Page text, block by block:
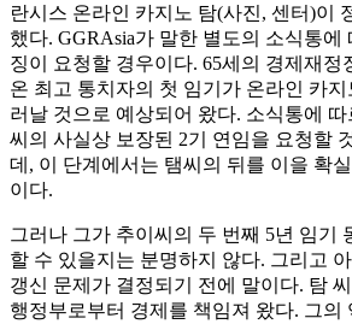
란시스 온라인 카지노 탐(사진, 센터)이
했다. GGRAsia가 말한 별도의 소식통에
징이 요청할 경우이다. 65세의 경제재정
온 최고 통치자의 첫 임기가 온라인 카
러날 것으로 예상되어 왔다. 소식통에
씨의 사실상 보장된 2기 연임을 요청할
데, 이 단계에서는 탬씨의 뒤를 이을 확
이다.
그러나 그가 추이씨의 두 번째 5년 임기
할 수 있을지는 분명하지 않다. 그리고
갱신 문제가 결정되기 전에 말이다. 탐
행정부로부터 경제를 책임져 왔다. 그의